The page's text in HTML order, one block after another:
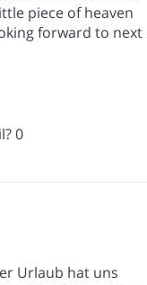
piece of heaven
forward to next
0
Urlaub hat uns